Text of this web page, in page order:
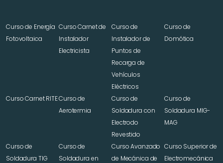
Curso de Energía
Fotovoltaica
Curso Carnet de
Instalador
Electricista
Curso de
Instalador de
Puntos de
Recarga de
Vehículos
Eléctricos
Curso de
Domótica
Curso Carnet RITECurso de
Aerotermia
Curso de
Soldadura con
Electrodo
Revestido
Curso de
Soldadura MIG-
MAG
Curso de
Soldadura TIG
Curso de
Soldadura en
Curso Avanzado
de Mecánica de
Curso Superior de
Electromecánica